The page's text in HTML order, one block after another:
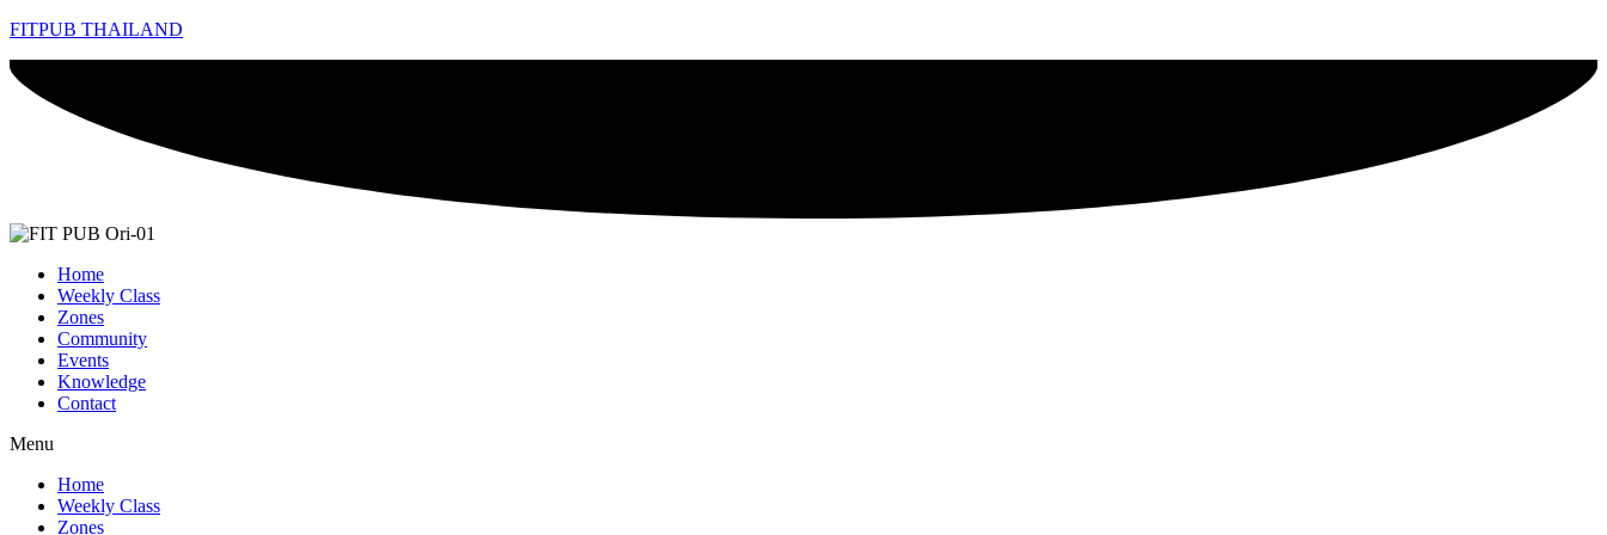
FITPUB THAILAND
Home
Weekly Class
Zones
Community
Events
Knowledge
Contact
Menu
Home
Weekly Class
Zones